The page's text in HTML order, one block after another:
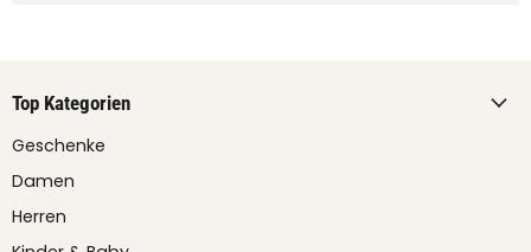
Top Kategorien
Geschenke
Damen
Herren